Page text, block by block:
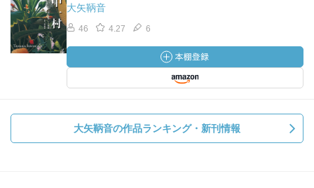
大矢鞆音
46 4.27 6
大矢鞆音の作品ランキング・新刊情報